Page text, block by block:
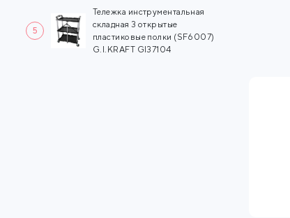
5
Тележка инструментальная
складная 3 открытые
пластиковые полки (SF6007)
G.I.KRAFT GI37104